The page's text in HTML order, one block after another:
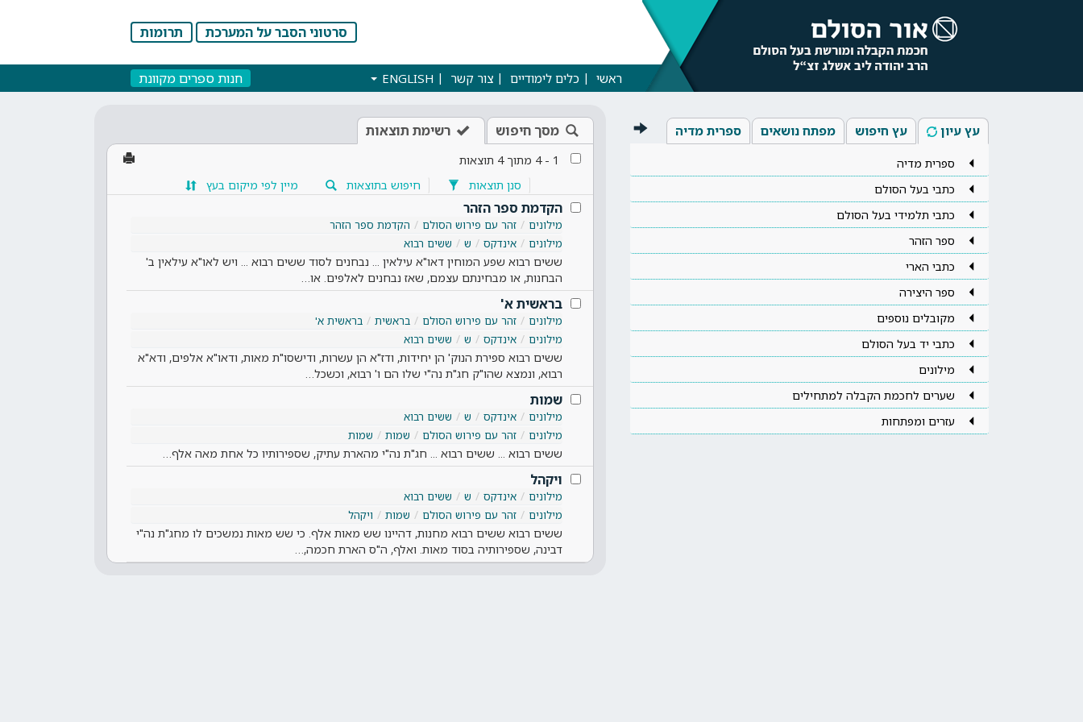
סרטוני הסבר על המערכת תרומות
ראשי כלים לימודיים צור קשר ENGLISH חנות ספרים מקוונת
עץ עיון עץ חיפוש מפתח נושאים ספרית מדיה
ספרית מדיה
כתבי בעל הסולם
כתבי תלמידי בעל הסולם
ספר הזהר
כתבי הארי
ספר היצירה
מקובלים נוספים
כתבי יד בעל הסולם
מילונים
שערים לחכמת הקבלה למתחילים
עזרים ומפתחות
מסך חיפוש רשימת תוצאות
1
-
4 מתוך4 תוצאות
סנן תוצאות
חיפוש בתוצאות מיין לפי מיקום בעץ
הקדמת ספר הזהר
מילונים זהר עם פירוש הסולם
הקדמת ספר הזהר
מילונים
אינדקס ש ששים רבוא
ששים רבוא שפע המוחין דאו"א עילאין ... נבחנים לסוד ששים רבוא ... ויש לאו"א עילאין ב'
הבחנות, או מבחינתם עצמם, שאז נבחנים לאלפים. או…
בראשית א'
מילונים זהר עם פירוש הסולם בראשית
בראשית א'
מילונים
אינדקס ש ששים רבוא
ששים רבוא ספירת הנוק' הן יחידות, ודז"א הן עשרות, ודישסו"ת מאות, ודאו"א אלפים, ודא"א
רבוא, ונמצא שהו"ק חג"ת נה"י שלו הם ו' רבוא, וכשכל…
שמות
מילונים אינדקס ש
ששים רבוא
מילונים
זהר עם פירוש הסולם שמות שמות
ששים רבוא ... ששים רבוא ... חג"ת נה"י מהארת עתיק, שספירותיו כל אחת מאה אלף…
ויקהל
מילונים אינדקס ש
ששים רבוא
מילונים
זהר עם פירוש הסולם שמות ויקהל
ששים רבוא ששים רבוא מחנות, דהיינו שש מאות אלף. כי שש מאות נמשכים לו מחג"ת נה"י
דבינה, שספירותיה בסוד מאות. ואלף, ה"ס הארת חכמה,…